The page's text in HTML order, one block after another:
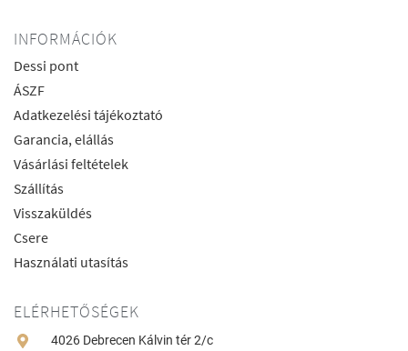
INFORMÁCIÓK
Dessi pont
ÁSZF
Adatkezelési tájékoztató
Garancia, elállás
Vásárlási feltételek
Szállítás
Visszaküldés
Csere
Használati utasítás
ELÉRHETŐSÉGEK
4026 Debrecen Kálvin tér 2/c